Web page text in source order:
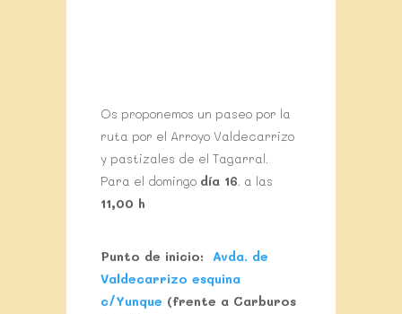
Os proponemos un paseo por la
ruta por el Arroyo Valdecarrizo
y pastizales de el Tagarral.
Para el domingo día 16. a las
11,00 h
Punto de inicio:
Avda. de
Valdecarrizo esquina
c/Yunque (frente a Carburos